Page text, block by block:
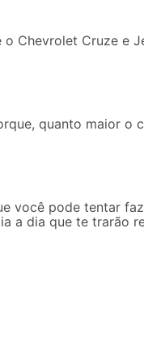
Chevrolet Cruze e
quanto maior o
você pode tentar
a dia que te trarão